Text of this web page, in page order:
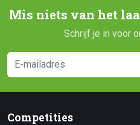
Mis niets van het
Schrijf je in voor
Competities